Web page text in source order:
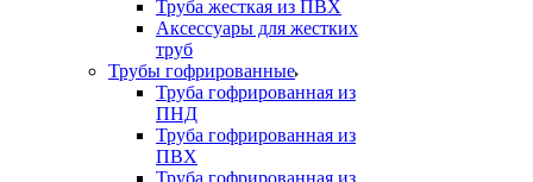
Труба жесткая из ПВХ
Аксессуары для жестких
труб
Трубы гофрированные
Труба гофрированная из
ПНД
Труба гофрированная из
ПВХ
Труба гофрированная из